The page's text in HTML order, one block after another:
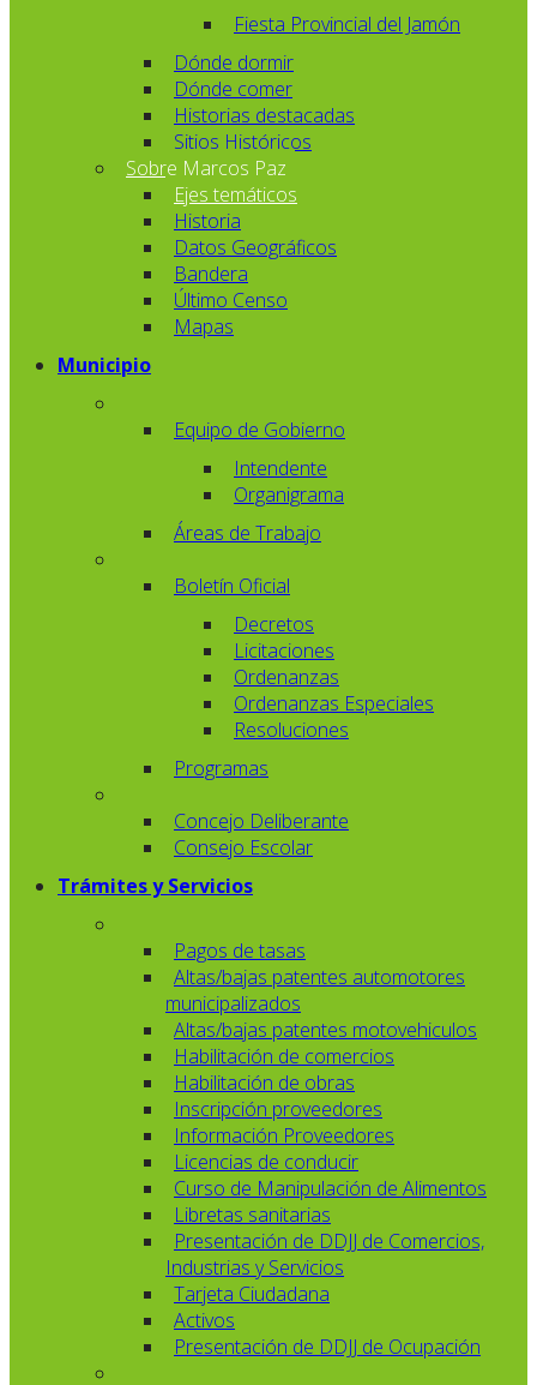
Fiesta Provincial del Jamón
Dónde dormir
Dónde comer
Historias destacadas
Sitios Históricos
Sobre Marcos Paz
Ejes temáticos
Historia
Datos Geográficos
Bandera
Último Censo
Mapas
Municipio
Equipo de Gobierno
Intendente
Organigrama
Áreas de Trabajo
Boletín Oficial
Decretos
Licitaciones
Ordenanzas
Ordenanzas Especiales
Resoluciones
Programas
Concejo Deliberante
Consejo Escolar
Trámites y Servicios
Pagos de tasas
Altas/bajas patentes automotores
municipalizados
Altas/bajas patentes motovehiculos
Habilitación de comercios
Habilitación de obras
Inscripción proveedores
Información Proveedores
Licencias de conducir
Curso de Manipulación de Alimentos
Libretas sanitarias
Presentación de DDJJ de Comercios,
Industrias y Servicios
Tarjeta Ciudadana
Activos
Presentación de DDJJ de Ocupación